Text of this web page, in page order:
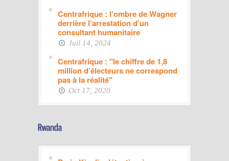
Centrafrique : l’ombre de Wagner
derrière l’arrestation d’un
consultant humanitaire
Juil 14, 2024
Centrafrique : "le chiffre de 1,8
million d’électeurs ne correspond
pas à la réalité"
Oct 17, 2020